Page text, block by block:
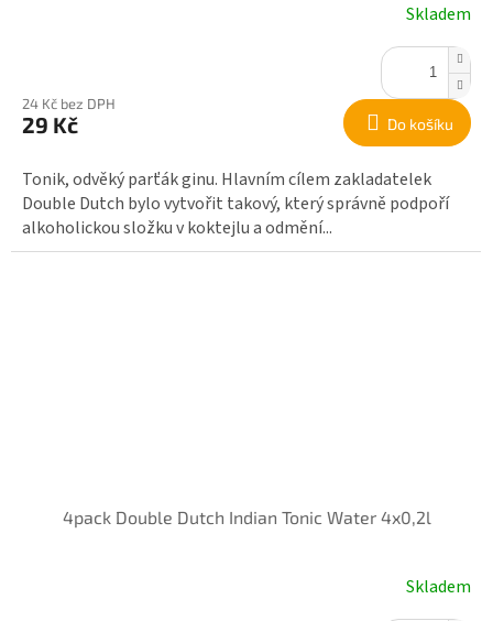
Skladem
24 Kč bez DPH
29 Kč Do košíku
Tonik, odvěký parťák ginu. Hlavním cílem zakladatelek
Double Dutch bylo vytvořit takový, který správně podpoří
alkoholickou složku v koktejlu a odmění...
4pack Double Dutch Indian Tonic Water 4x0,2l
Skladem